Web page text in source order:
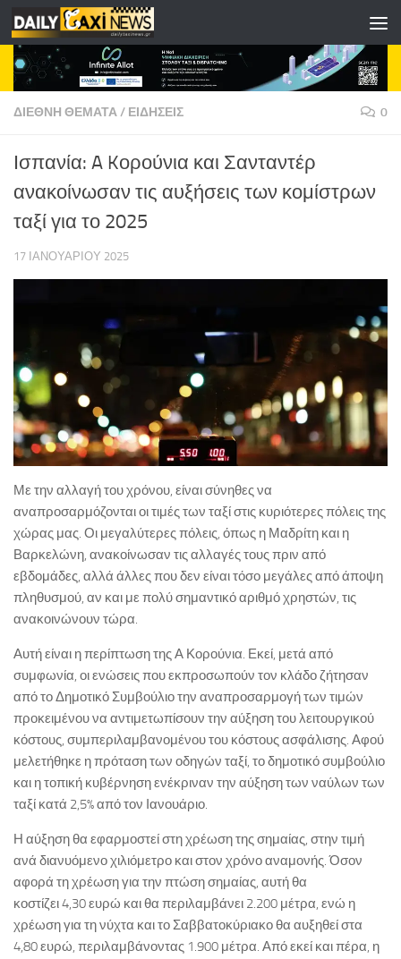
Skip to content
ΔΙΕΘΝΗ ΘΕΜΑΤΑ/ ΕΙΔΗΣΕΙΣ 0
Ισπανία: A Kορούνια και Σανταντέρ
ανακοίνωσαν τις αυξήσεις των κομίστρων
ταξί για το 2025
17 ΙΑΝΟΥΑΡΊΟΥ 2025
Με την αλλαγή του χρόνου, είναι σύνηθες να
αναπροσαρμόζονται οι τιμές των ταξί στις κυριότερες πόλεις της
χώρας μας. Οι μεγαλύτερες πόλεις, όπως η Μαδρίτη και η
Βαρκελώνη, ανακοίνωσαν τις αλλαγές τους πριν από
εβδομάδες, αλλά άλλες που δεν είναι τόσο μεγάλες από άποψη
πληθυσμού, αν και με πολύ σημαντικό αριθμό χρηστών, τις
ανακοινώνουν τώρα.
Αυτή είναι η περίπτωση της Α Κορούνια. Εκεί, μετά από
συμφωνία, οι ενώσεις που εκπροσωπούν τον κλάδο ζήτησαν
από το Δημοτικό Συμβούλιο την αναπροσαρμογή των τιμών
προκειμένου να αντιμετωπίσουν την αύξηση του λειτουργικού
κόστους, συμπεριλαμβανομένου του κόστους ασφάλισης. Αφού
μελετήθηκε η πρόταση των οδηγών ταξί, το δημοτικό συμβούλιο
και η τοπική κυβέρνηση ενέκριναν την αύξηση των ναύλων των
ταξί κατά 2,5% από τον Ιανουάριο.
Η αύξηση θα εφαρμοστεί στη χρέωση της σημαίας, στην τιμή
ανά διανυόμενο χιλιόμετρο και στον χρόνο αναμονής. Όσον
αφορά τη χρέωση για την πτώση σημαίας, αυτή θα
κοστίζει 4,30 ευρώ και θα περιλαμβάνει 2.200 μέτρα, ενώ η
χρέωση για τη νύχτα και το Σαββατοκύριακο θα αυξηθεί στα
4,80 ευρώ, περιλαμβάνοντας 1.900 μέτρα. Από εκεί και πέρα, η